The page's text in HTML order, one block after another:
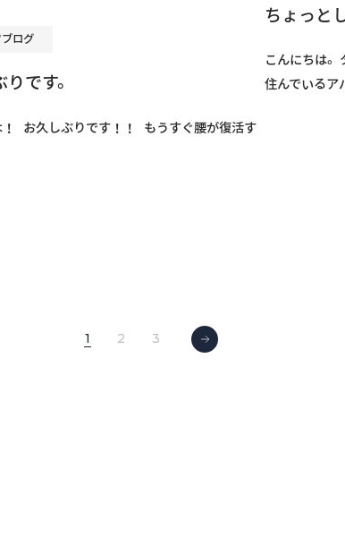
ブログ
です。
！ お久しぶりです！！ もうすぐ腰が復活す
ちょっと
こんにちは
住んでいるア
1 2 3